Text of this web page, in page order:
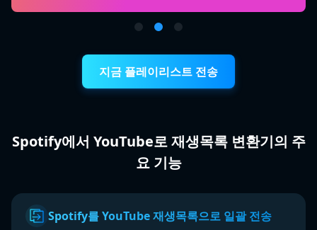
지금 플레이리스트 전송
Spotify에서 YouTube로 재생목록 변환기의 주
요 기능
Spotify를 YouTube 재생목록으로 일괄 전송